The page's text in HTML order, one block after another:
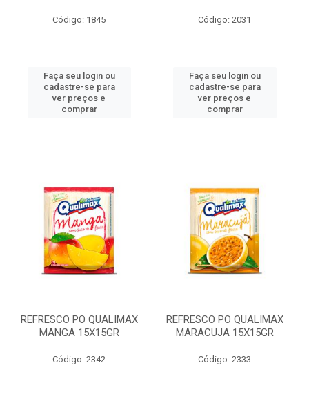
Código: 1845
Faça seu login ou
cadastre-se para
ver preços e
comprar
Código: 2031
Faça seu login ou
cadastre-se para
ver preços e
comprar
REFRESCO PO QUALIMAX
MANGA 15X15GR
Código: 2342
REFRESCO PO QUALIMAX
MARACUJA 15X15GR
Código: 2333